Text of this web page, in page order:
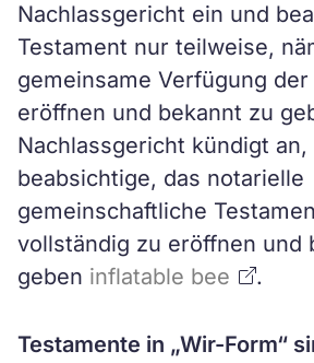
Nachlassgericht ein und
Testament nur teilweise,
gemeinsame Verfügung
eröffnen und bekannt zu
Nachlassgericht kündigt an,
beabsichtige, das notarielle
gemeinschaftliche
vollständig zu eröffnen und
geben inflatable bee .
Testamente in „Wir-Form“